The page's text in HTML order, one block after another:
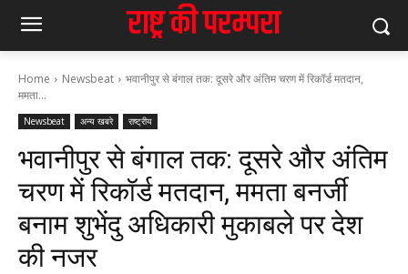
Home Newsbeat
भवानीपुर से बंगाल तक: दूसरे और अंतिम चरण में रिकॉर्ड मतदान,
ममता...
Newsbeat अन्य खबरे राष्ट्रीय
भवानीपुर से बंगाल तक: दूसरे और अंतिम
चरण में रिकॉर्ड मतदान, ममता बनर्जी
बनाम शुभेंदु अधिकारी मुकाबले पर देश
की नजर